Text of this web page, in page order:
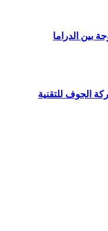
بين الدراما
الجوف للتقنية